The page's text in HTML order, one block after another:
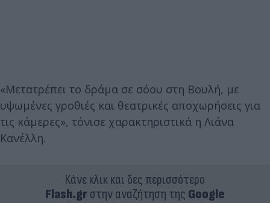
«Μετατρέπει το δράμα σε σόου στη Βουλή, με
υψωμένες γροθιές και θεατρικές αποχωρήσεις για
τις κάμερες», τόνισε χαρακτηριστικά η Λιάνα
Κανέλλη.
Κάνε κλικ και δες περισσότερο
Flash.grστην αναζήτηση της Google